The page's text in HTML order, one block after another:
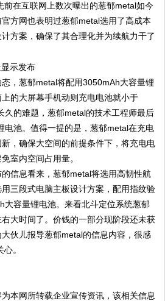
前在互联网上数次曝出的葱郁metal如今
方网也表明过葱郁metal选用了高成本
方案，确保了其合理化并为续航力干了
，葱郁metal将配用3050mAh大容量锂
的大屏幕手机动则充电电池就小于
久的难题，葱郁metal的技术工程师最后
电池。值得一提的是，葱郁metal在充电
，确保大空间的前提条件下，将充电电
室内空间占用量。
信息看来，葱郁metal将选用高韧性航
三段式电脑主板设计方案，配用指纹验
大容量锂电池。来看北斗定位系统葱郁
大时间了。价钱的一部分现阶段还未获
伙儿报导葱郁metal的信息内容，很感
。
本网所转载企业宣传资讯，该相关信息